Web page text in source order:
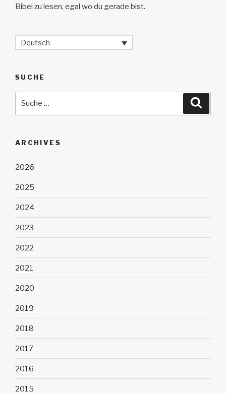
Bibel zu lesen, egal wo du gerade bist.
Deutsch
SUCHE
ARCHIVES
2026
2025
2024
2023
2022
2021
2020
2019
2018
2017
2016
2015